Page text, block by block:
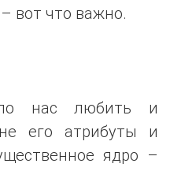
вот что важно.
нас любить и
его атрибуты и
ядро –